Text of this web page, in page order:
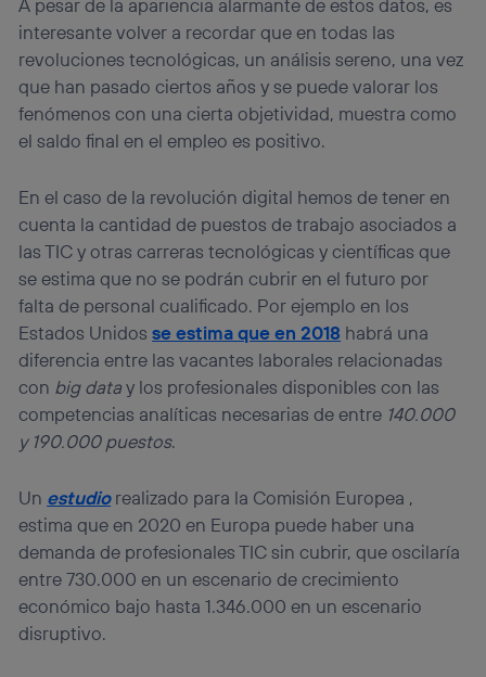
A pesar de la apariencia alarmante de estos datos, es
interesante volver a recordar que en todas las
revoluciones tecnológicas, un análisis sereno, una vez
que han pasado ciertos años y se puede valorar los
fenómenos con una cierta objetividad, muestra como
el saldo final en el empleo es positivo.
En el caso de la revolución digital hemos de tener en
cuenta la cantidad de puestos de trabajo asociados a
las TIC y otras carreras tecnológicas y científicas que
se estima que no se podrán cubrir en el futuro por
falta de personal cualificado. Por ejemplo en los
Estados Unidosse estima que en 2018 habrá una
diferencia entre las vacantes laborales relacionadas
con big datay los profesionales disponibles con las
competencias analíticas necesarias de entre 140.000
y 190.000 puestos.
Un estudiorealizado para la Comisión Europea ,
estima que en 2020 en Europa puede haber una
demanda de profesionales TIC sin cubrir, que oscilaría
entre 730.000 en un escenario de crecimiento
económico bajo hasta 1.346.000 en un escenario
disruptivo.